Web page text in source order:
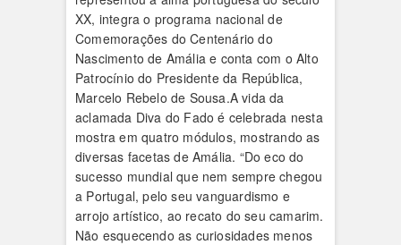
XX, integra o programa nacional de
Comemorações do Centenário do
Nascimento de Amália e conta com o Alto
Patrocínio do Presidente da República,
Marcelo Rebelo de Sousa.A vida da
aclamada Diva do Fado é celebrada nesta
mostra em quatro módulos, mostrando as
diversas facetas de Amália. “Do eco do
sucesso mundial que nem sempre chegou
a Portugal, pelo seu vanguardismo e
arrojo artístico, ao recato do seu camarim.
Não esquecendo as curiosidades menos